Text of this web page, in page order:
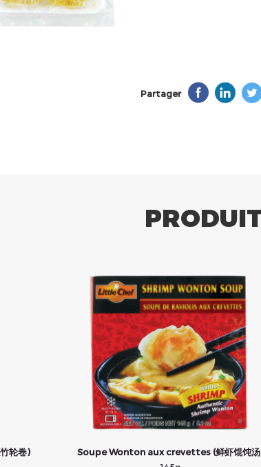
Partager
轮卷) Soupe Wonton aux crevettes (鲜虾馄饨